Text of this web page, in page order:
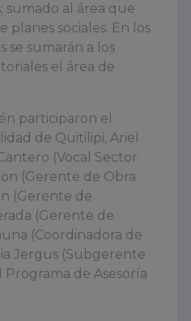
sumado al área que
planes sociales. En los
se sumarán a los
el área de
participaron el
de Quitilipi, Ariel
(Vocal Sector
(Gerente de Obra
(Gerente de
(Gerente de
(Coordinadora de
Jergus (Subgerente
de Asesoría